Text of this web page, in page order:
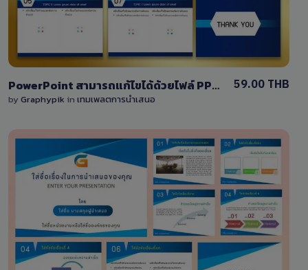
PowerPoint สามารถแก้ไขได้ด้วยไฟล์ PPTX โทนสีน้ำเงิน
by Graphypik in เทมเพลตการนำเสนอ
59.00 THB
View Details
1 Sale